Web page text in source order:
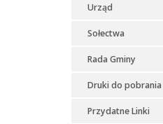
Urząd
Sołectwa
Rada Gminy
Druki do pobrania
Przydatne Linki